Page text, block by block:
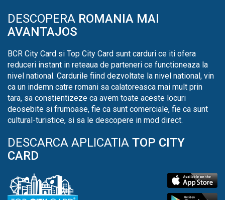
DESCOPERA ROMANIA MAI
AVANTAJOS
BCR City Card si Top City Card sunt carduri ce iti ofera
reduceri instant in reteaua de parteneri ce functioneaza la
nivel national. Cardurile fiind dezvoltate la nivel national, vin
ca un indemn catre romani sa calatoreasca mai mult prin
tara, sa constientizeze ca avem toate aceste locuri
deosebite si frumoase, fie ca sunt comerciale, fie ca sunt
cultural-turistice, si sa le descopere in mod direct.
DESCARCA APLICATIA TOP CITY
CARD